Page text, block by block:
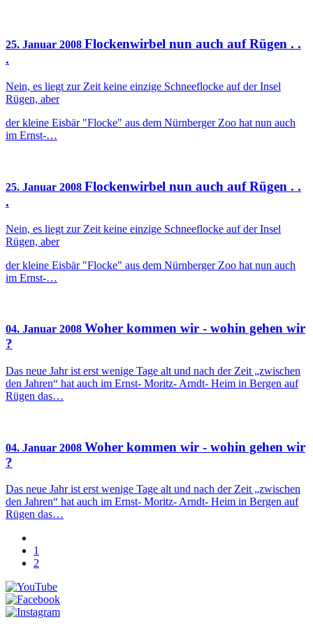
25. Januar 2008 Flockenwirbel nun auch auf Rügen . .
.
Nein, es liegt zur Zeit keine einzige Schneeflocke auf der Insel
Rügen, aber
der kleine Eisbär "Flocke" aus dem Nürnberger Zoo hat nun auch
im Ernst-…
25. Januar 2008 Flockenwirbel nun auch auf Rügen . .
.
Nein, es liegt zur Zeit keine einzige Schneeflocke auf der Insel
Rügen, aber
der kleine Eisbär "Flocke" aus dem Nürnberger Zoo hat nun auch
im Ernst-…
04. Januar 2008 Woher kommen wir - wohin gehen wir
?
Das neue Jahr ist erst wenige Tage alt und nach der Zeit „zwischen
den Jahren“ hat auch im Ernst- Moritz- Arndt- Heim in Bergen auf
Rügen das…
04. Januar 2008 Woher kommen wir - wohin gehen wir
?
Das neue Jahr ist erst wenige Tage alt und nach der Zeit „zwischen
den Jahren“ hat auch im Ernst- Moritz- Arndt- Heim in Bergen auf
Rügen das…
1
2